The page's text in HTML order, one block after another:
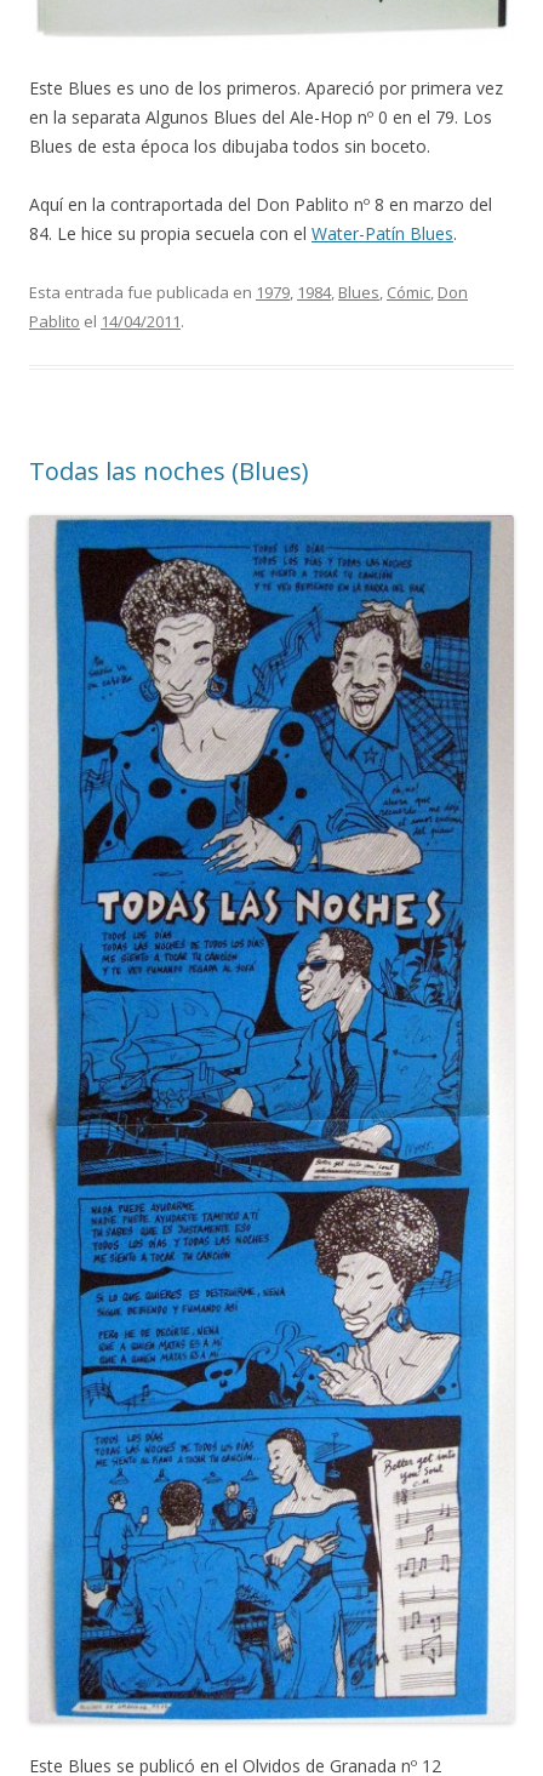
Este Blues es uno de los primeros. Apareció por primera vez
en la separata Algunos Blues del Ale-Hop nº 0 en el 79. Los
Blues de esta época los dibujaba todos sin boceto.
Aquí en la contraportada del Don Pablito nº 8 en marzo del
84. Le hice su propia secuela con el Water-Patín Blues.
Esta entrada fue publicada en 1979, 1984, Blues, Cómic, Don
Pablito el 14/04/2011.
Todas las noches (Blues)
Este Blues se publicó en el Olvidos de Granada nº 12